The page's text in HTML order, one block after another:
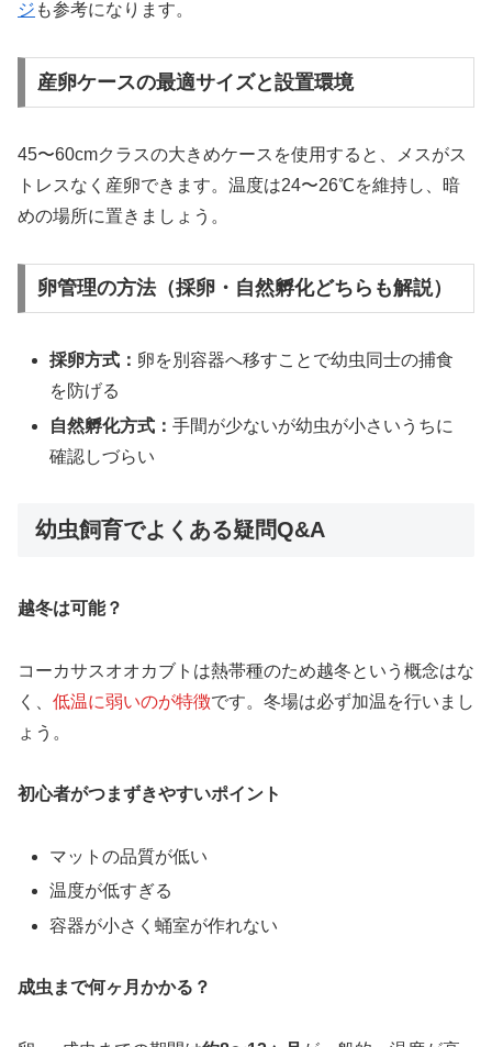
ジ も参考になります。
産卵ケースの最適サイズと設置環境
45〜60cmクラスの大きめケースを使用すると、メスがス
トレスなく産卵できます。温度は24〜26℃を維持し、暗
めの場所に置きましょう。
卵管理の方法（採卵・自然孵化どちらも解説）
採卵方式： 卵を別容器へ移すことで幼虫同士の捕食
を防げる
自然孵化方式：手間が少ないが幼虫が小さいうちに
確認しづらい
幼虫飼育でよくある疑問Q&A
越冬は可能？
コーカサスオオカブトは熱帯種のため越冬という概念はな
く、 低温に弱いのが特徴です。冬場は必ず加温を行いまし
ょう。
初心者がつまずきやすいポイント
マットの品質が低い
温度が低すぎる
容器が小さく蛹室が作れない
成虫まで何ヶ月かかる？